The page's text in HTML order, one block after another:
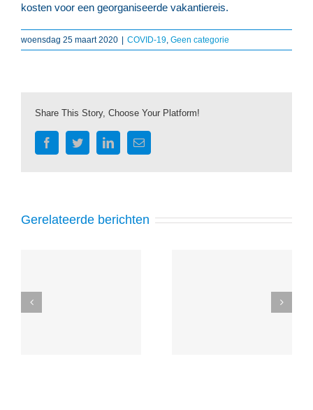
kosten voor een georganiseerde vakantiereis.
woensdag 25 maart 2020 | COVID-19 Geen categorie
Share This Story, Choose Your Platform!
FacebookTwitterLinkedIn
E-
mail
Gerelateerde berichten